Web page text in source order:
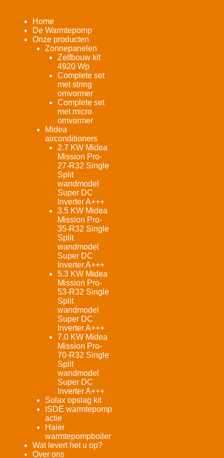
Home
De Warmtepomp
Onze producten
Zonnepanelen
Zelfbouw kit
4920 Wp
Complete set
met string
omvormer
Complete set
met micro
omvormer
Midea
airconditioners
2.7 KW Midea
Mission Pro-
27-R32 Single
Split
wandmodel
Super DC
Inverter A+++
3.5 KW Midea
Mission Pro-
35-R32 Single
Split
wandmodel
Super DC
Inverter A+++
5.3 KW Midea
Mission Pro-
53-R32 Single
Split
wandmodel
Super DC
Inverter A+++
7.0 KW Midea
Mission Pro-
70-R32 Single
Split
wandmodel
Super DC
Inverter A+++
Solax opslag kit
ISDE warmtepomp
actie
Haier
warmtepompboiler
Wat levert het u op?
Over ons